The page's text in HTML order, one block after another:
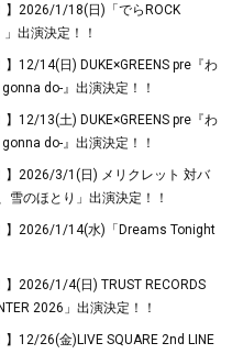
】2026/1/18(日)「でらROCK
出演決定！！
】12/14(日) DUKE×GREENS pre『わ
do-』出演決定！！
】12/13(土) DUKE×GREENS pre『わ
do-』出演決定！！
】2026/3/1(日) メリクレット 対バ
雪のほとり」出演決定！！
】2026/1/14(水)「Dreams Tonight
】2026/1/4(日) TRUST RECORDS
2026」出演決定！！
】12/26(金)LIVE SQUARE 2nd LINE